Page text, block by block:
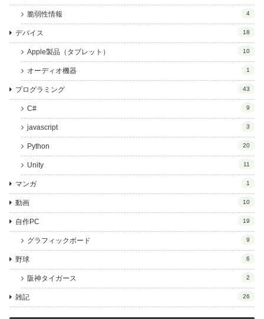
脆弱性情報 4
デバイス 18
Apple製品（タブレット） 10
オーディオ機器 1
プログラミング 43
C# 9
javascript 3
Python 20
Unity 11
マンガ 1
動画 10
自作PC 19
グラフィックボード 9
野球 6
阪神タイガース 2
雑記 26